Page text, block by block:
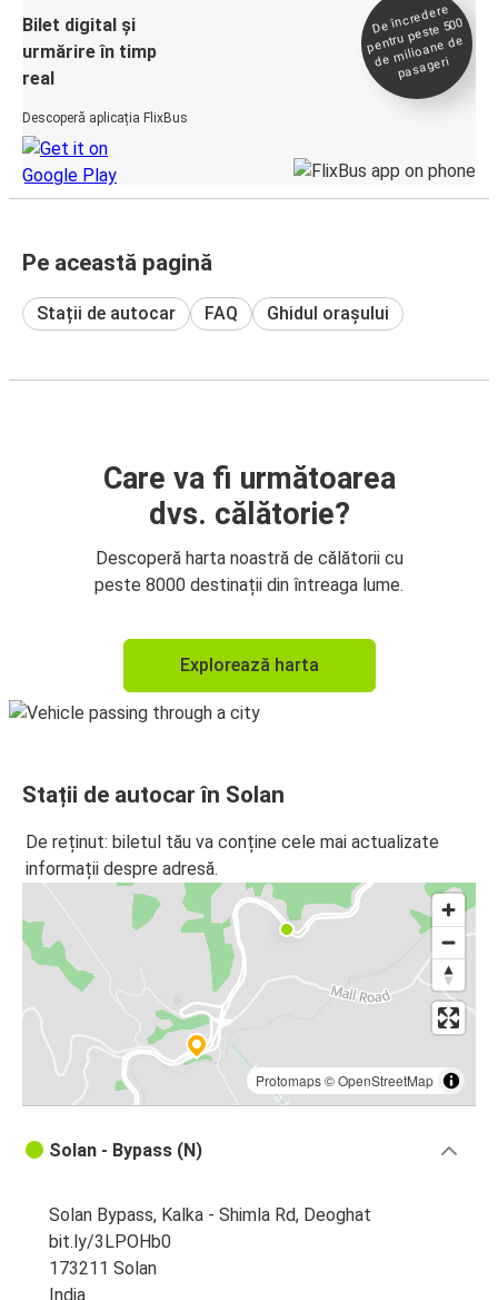
Bilet digital și
urmărire în timp
real
Descoperă aplicația FlixBus
De încredere
pentru peste 500
de
milioane de
pasageri
Pe această pagină
Stații de autocar FAQ Ghidul orașului
Care va fi următoarea
dvs. călătorie?
Descoperă harta noastră de călătorii cu
peste 8000 destinații din întreaga lume.
Explorează harta
Stații de autocar în Solan
De reținut: biletul tău va conține cele mai actualizate
informații despre adresă.
Protomaps©OpenStreetMap
Solan - Bypass (N)
Solan Bypass, Kalka - Shimla Rd, Deoghat
bit.ly/3LPOHb0
173211 Solan
India